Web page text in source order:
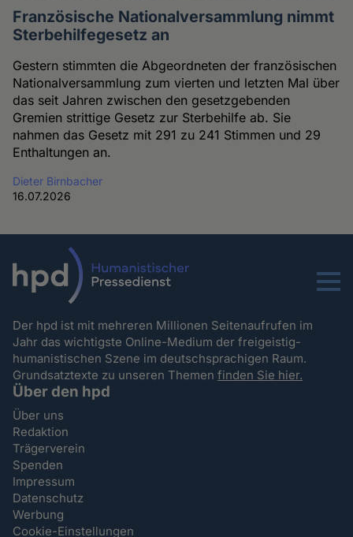
Französische Nationalversammlung nimmt
Sterbehilfegesetz an
Gestern stimmten die Abgeordneten der französischen
Nationalversammlung zum vierten und letzten Mal über
das seit Jahren zwischen den gesetzgebenden
Gremien strittige Gesetz zur Sterbehilfe ab. Sie
nahmen das Gesetz mit 291 zu 241 Stimmen und 29
Enthaltungen an.
Dieter Birnbacher
16.07.2026
Menu
Der hpd ist mit mehreren Millionen Seitenaufrufen im
Jahr das wichtigste Online-Medium der freigeistig-
humanistischen Szene im deutschsprachigen Raum.
Grundsatztexte zu unseren Themenfinden Sie hier.
Über den hpd
Über uns
Redaktion
Trägerverein
Spenden
Impressum
Datenschutz
Werbung
Cookie-Einstellungen